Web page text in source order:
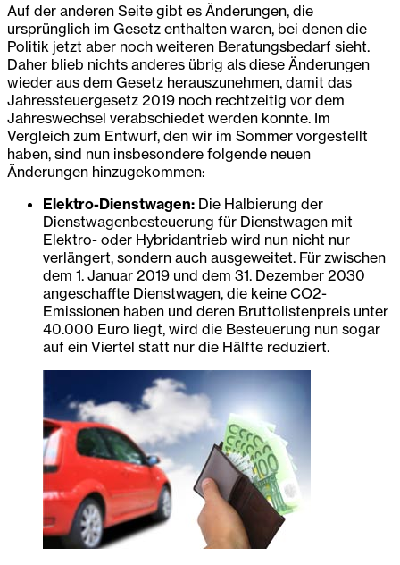
Auf der anderen Seite gibt es Änderungen, die
ursprünglich im Gesetz enthalten waren, bei denen die
Politik jetzt aber noch weiteren Beratungsbedarf sieht.
Daher blieb nichts anderes übrig als diese Änderungen
wieder aus dem Gesetz herauszunehmen, damit das
Jahressteuergesetz 2019 noch rechtzeitig vor dem
Jahreswechsel verabschiedet werden konnte. Im
Vergleich zum Entwurf, den wir im Sommer vorgestellt
haben, sind nun insbesondere folgende neuen
Änderungen hinzugekommen:
Elektro-Dienstwagen: Die Halbierung der
Dienstwagenbesteuerung für Dienstwagen mit
Elektro- oder Hybridantrieb wird nun nicht nur
verlängert, sondern auch ausgeweitet. Für zwischen
dem 1. Januar 2019 und dem 31. Dezember 2030
angeschaffte Dienstwagen, die keine CO2-
Emissionen haben und deren Bruttolistenpreis unter
40.000 Euro liegt, wird die Besteuerung nun sogar
auf ein Viertel statt nur die Hälfte reduziert.